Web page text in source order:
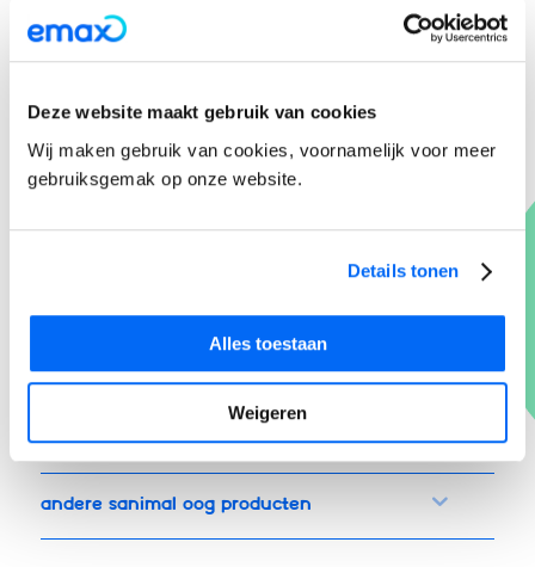
Deze website maakt gebruik van cookies
Wij maken gebruik van cookies, voornamelijk voor meer
gebruiksgemak op onze website.
Details tonen
Alles toestaan
Weigeren
OOGDOEKJES:
Hoe vaak gebruik je dit product?
Wijze van gebruik
Verwijderen
Waarschuwingen!
Andere Sanimal oog producten